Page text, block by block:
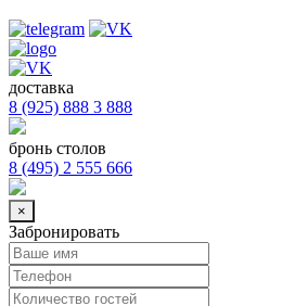
доставка
8 (925) 888 3 888
бронь столов
8 (495) 2 555 666
×
Забронировать